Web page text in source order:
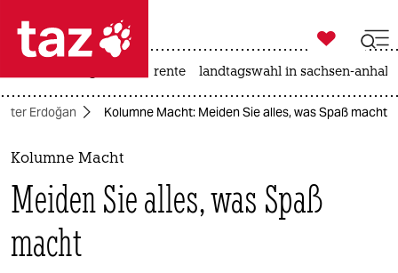
 taz zahl ich
taz zahl ich
themen
politik
öko

taz zahl ich
rente landtagswahl in sachsen-anhalt
Erdoğan Kolumne Macht: Meiden Sie alles, was Spaß macht
Kolumne Macht
Meiden Sie alles, was Spaß
macht